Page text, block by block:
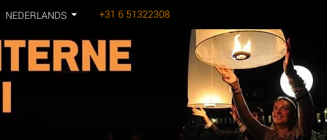
NEDERLANDS +31 6 51322308